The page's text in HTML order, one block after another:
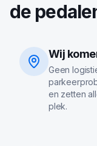
de
Wij
Geen
en zetten
plek.